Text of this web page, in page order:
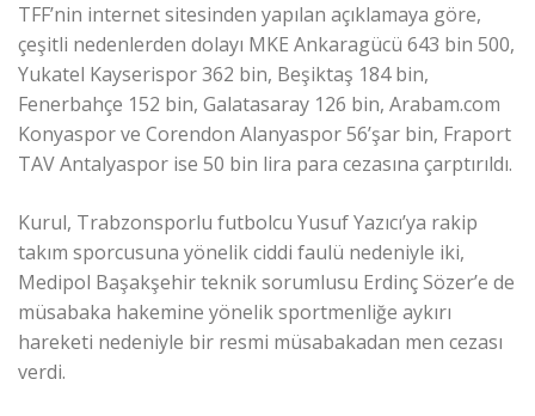
TFF’nin internet sitesinden yapılan açıklamaya göre,
çeşitli nedenlerden dolayı MKE Ankaragücü 643 bin 500,
Yukatel Kayserispor 362 bin, Beşiktaş 184 bin,
Fenerbahçe 152 bin, Galatasaray 126 bin, Arabam.com
Konyaspor ve Corendon Alanyaspor 56’şar bin, Fraport
TAV Antalyaspor ise 50 bin lira para cezasına çarptırıldı.
Kurul, Trabzonsporlu futbolcu Yusuf Yazıcı’ya rakip
takım sporcusuna yönelik ciddi faulü nedeniyle iki,
Medipol Başakşehir teknik sorumlusu Erdinç Sözer’e de
müsabaka hakemine yönelik sportmenliğe aykırı
hareketi nedeniyle bir resmi müsabakadan men cezası
verdi.